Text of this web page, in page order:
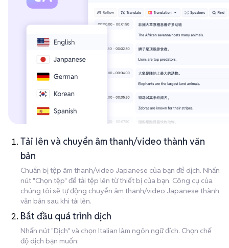
Tải lên và chuyển âm thanh/video thành văn
bản
Chuẩn bị tệp âm thanh/video Japanese của bạn để dịch. Nhấn
nút "Chọn tệp" để tải tệp lên từ thiết bị của bạn. Công cụ của
chúng tôi sẽ tự động chuyển âm thanh/video Japanese thành
văn bản sau khi tải lên.
Bắt đầu quá trình dịch
Nhấn nút "Dịch" và chọn Italian làm ngôn ngữ đích. Chọn chế
độ dịch bạn muốn: